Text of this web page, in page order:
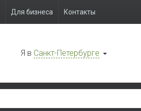
Для бизнеса Контакты
Я в Санкт-Петербурге